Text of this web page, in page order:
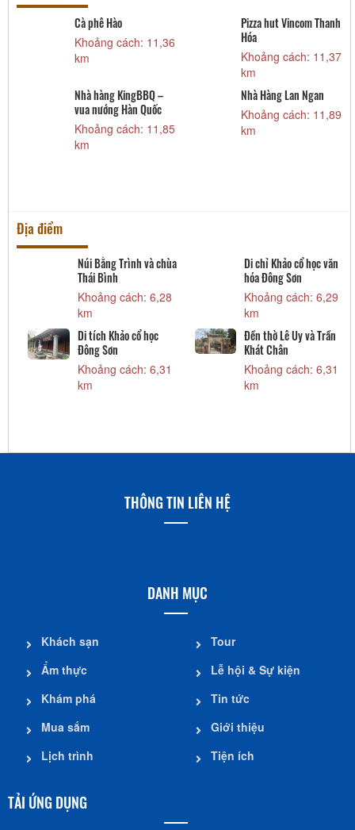
Cà phê Hào
Khoảng cách: 11,36
km
Pizza hut Vincom Thanh
Hóa
Khoảng cách: 11,37
km
Nhà hàng KingBBQ –
vua nướng Hàn Quốc
Khoảng cách: 11,85
km
Nhà Hàng Lan Ngan
Khoảng cách: 11,89
km
Địa điểm
Núi Bằng Trình và chùa
Thái Bình
Khoảng cách: 6,28
km
Di chỉ Khảo cổ học văn
hóa Đông Sơn
Khoảng cách: 6,29
km
Di tích Khảo cổ học
Đông Sơn
Khoảng cách: 6,31
km
Đền thờ Lê Uy và Trần
Khát Chân
Khoảng cách: 6,31
km
THÔNG TIN LIÊN HỆ
DANH MỤC
Khách sạn
Ẩm thực
Khám phá
Mua sắm
Lịch trình
Tour
Lễ hội & Sự kiện
Tin tức
Giới thiệu
Tiện ích
TẢI ỨNG DỤNG